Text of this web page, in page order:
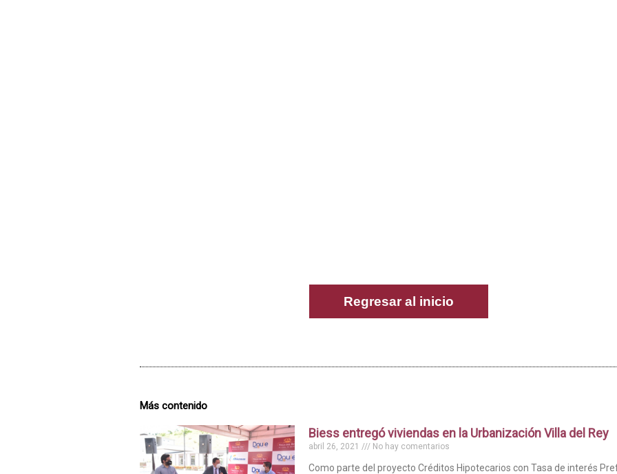
Regresar al inicio
Más contenido
Biess entregó viviendas en la Urbanización Villa del Rey
abril 26, 2021 No hay comentarios
Como parte del proyecto Créditos Hipotecarios con Tasa de interés